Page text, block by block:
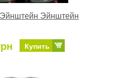
Эйнштейн
Купить